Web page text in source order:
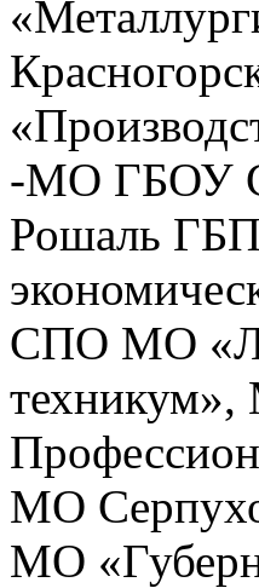
-МО ГБОУ
Рошаль
СПО МО
МО
МО